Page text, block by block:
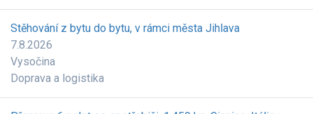
Stěhování z bytu do bytu, v rámci města Jihlava
7.8.2026
Vysočina
Doprava a logistika